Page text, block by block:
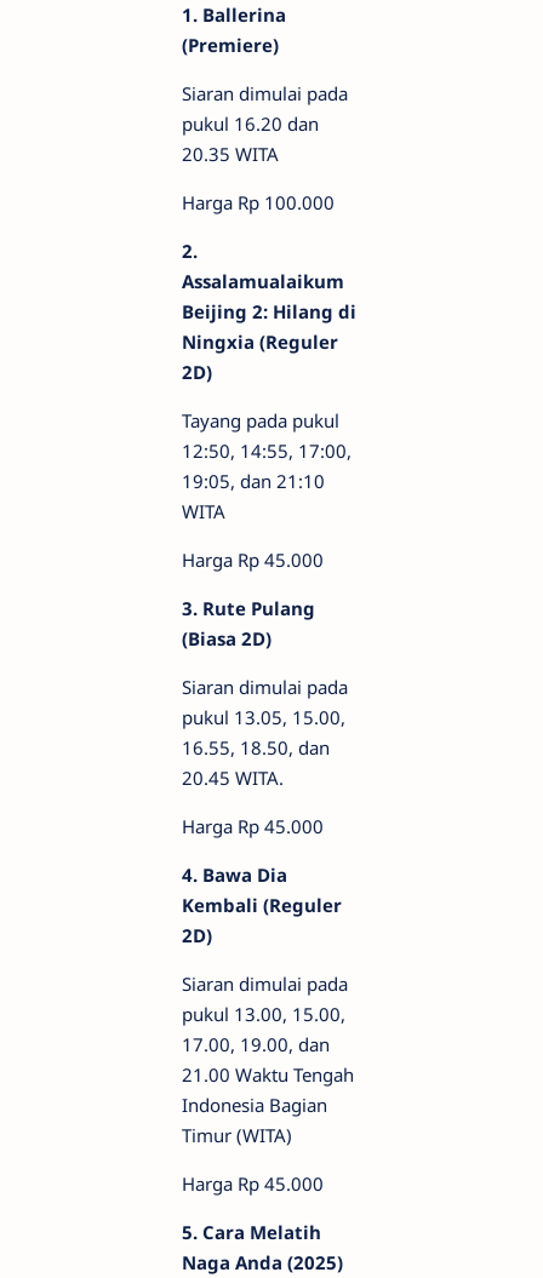
1. Ballerina
(Premiere)
Siaran dimulai pada
pukul 16.20 dan
20.35 WITA
Harga Rp 100.000
2.
Assalamualaikum
Beijing 2: Hilang di
Ningxia (Reguler
2D)
Tayang pada pukul
12:50, 14:55, 17:00,
19:05, dan 21:10
WITA
Harga Rp 45.000
3. Rute Pulang
(Biasa 2D)
Siaran dimulai pada
pukul 13.05, 15.00,
16.55, 18.50, dan
20.45 WITA.
Harga Rp 45.000
4. Bawa Dia
Kembali (Reguler
2D)
Siaran dimulai pada
pukul 13.00, 15.00,
17.00, 19.00, dan
21.00 Waktu Tengah
Indonesia Bagian
Timur (WITA)
Harga Rp 45.000
5. Cara Melatih
Naga Anda (2025)